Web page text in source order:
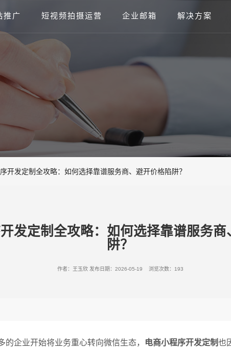
推广 短视频拍摄运营 企业邮箱 解决方案
开发定制全攻略：如何选择靠谱服务商、避开价格陷阱？
发定制全攻略：如何选择靠谱服务商
阱？
作者：王玉欣 发布日期：2026-05-19 浏览次数：193
企业开始将业务重心转向微信生态， 电商小程序开发定制也